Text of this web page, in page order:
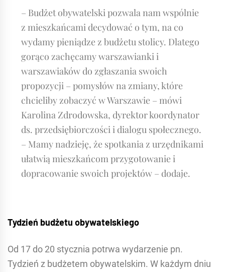
– Budżet obywatelski pozwala nam wspólnie
z mieszkańcami decydować o tym, na co
wydamy pieniądze z budżetu stolicy. Dlatego
gorąco zachęcamy warszawianki i
warszawiaków do zgłaszania swoich
propozycji – pomysłów na zmiany, które
chcieliby zobaczyć w Warszawie – mówi
Karolina Zdrodowska, dyrektor koordynator
ds. przedsiębiorczości i dialogu społecznego.
– Mamy nadzieję, że spotkania z urzędnikami
ułatwią mieszkańcom przygotowanie i
dopracowanie swoich projektów – dodaje.
Tydzień budżetu obywatelskiego
Od 17 do 20 stycznia potrwa wydarzenie pn.
Tydzień z budżetem obywatelskim. W każdym dniu